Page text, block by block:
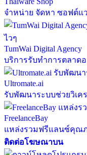
จำหน่าย จัดหา ซอฟต์แ
TumWai Digital Agency
บริการรับทำการตลาด
Ultromate.ai
รับพัฒนาระบบช่วยวิเค
FreelanceBay
แหล่งรวมฟรีแลนซ์คุณ
ติดต่อโฆษณาบน